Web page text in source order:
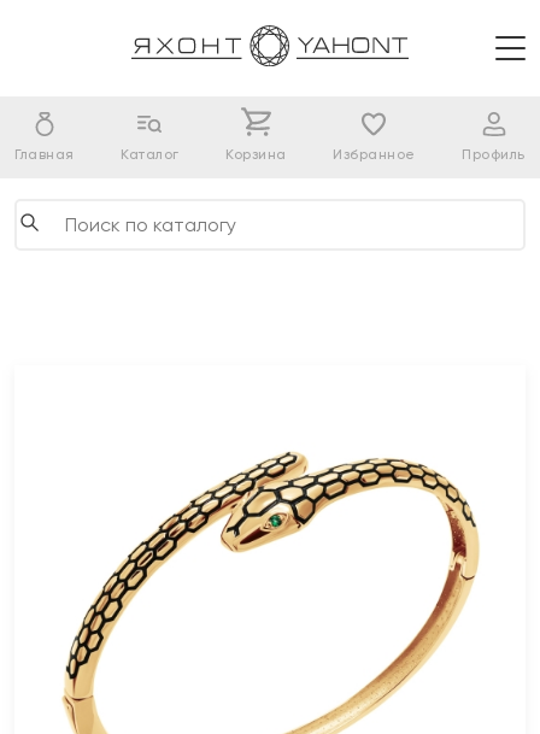
Главная Каталог Корзина Избранное Профиль